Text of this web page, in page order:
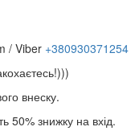
/ Viber +380930371254
внеску.
50% знижку на вхід.